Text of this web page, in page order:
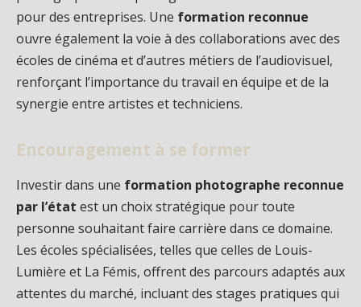
pour des entreprises. Une formation reconnue
ouvre également la voie à des collaborations avec des
écoles de cinéma et d’autres métiers de l’audiovisuel,
renforçant l’importance du travail en équipe et de la
synergie entre artistes et techniciens.
Encouragement à se former
Investir dans une formation photographe reconnue
par l’état est un choix stratégique pour toute
personne souhaitant faire carrière dans ce domaine.
Les écoles spécialisées, telles que celles de Louis-
Lumière et La Fémis, offrent des parcours adaptés aux
attentes du marché, incluant des stages pratiques qui